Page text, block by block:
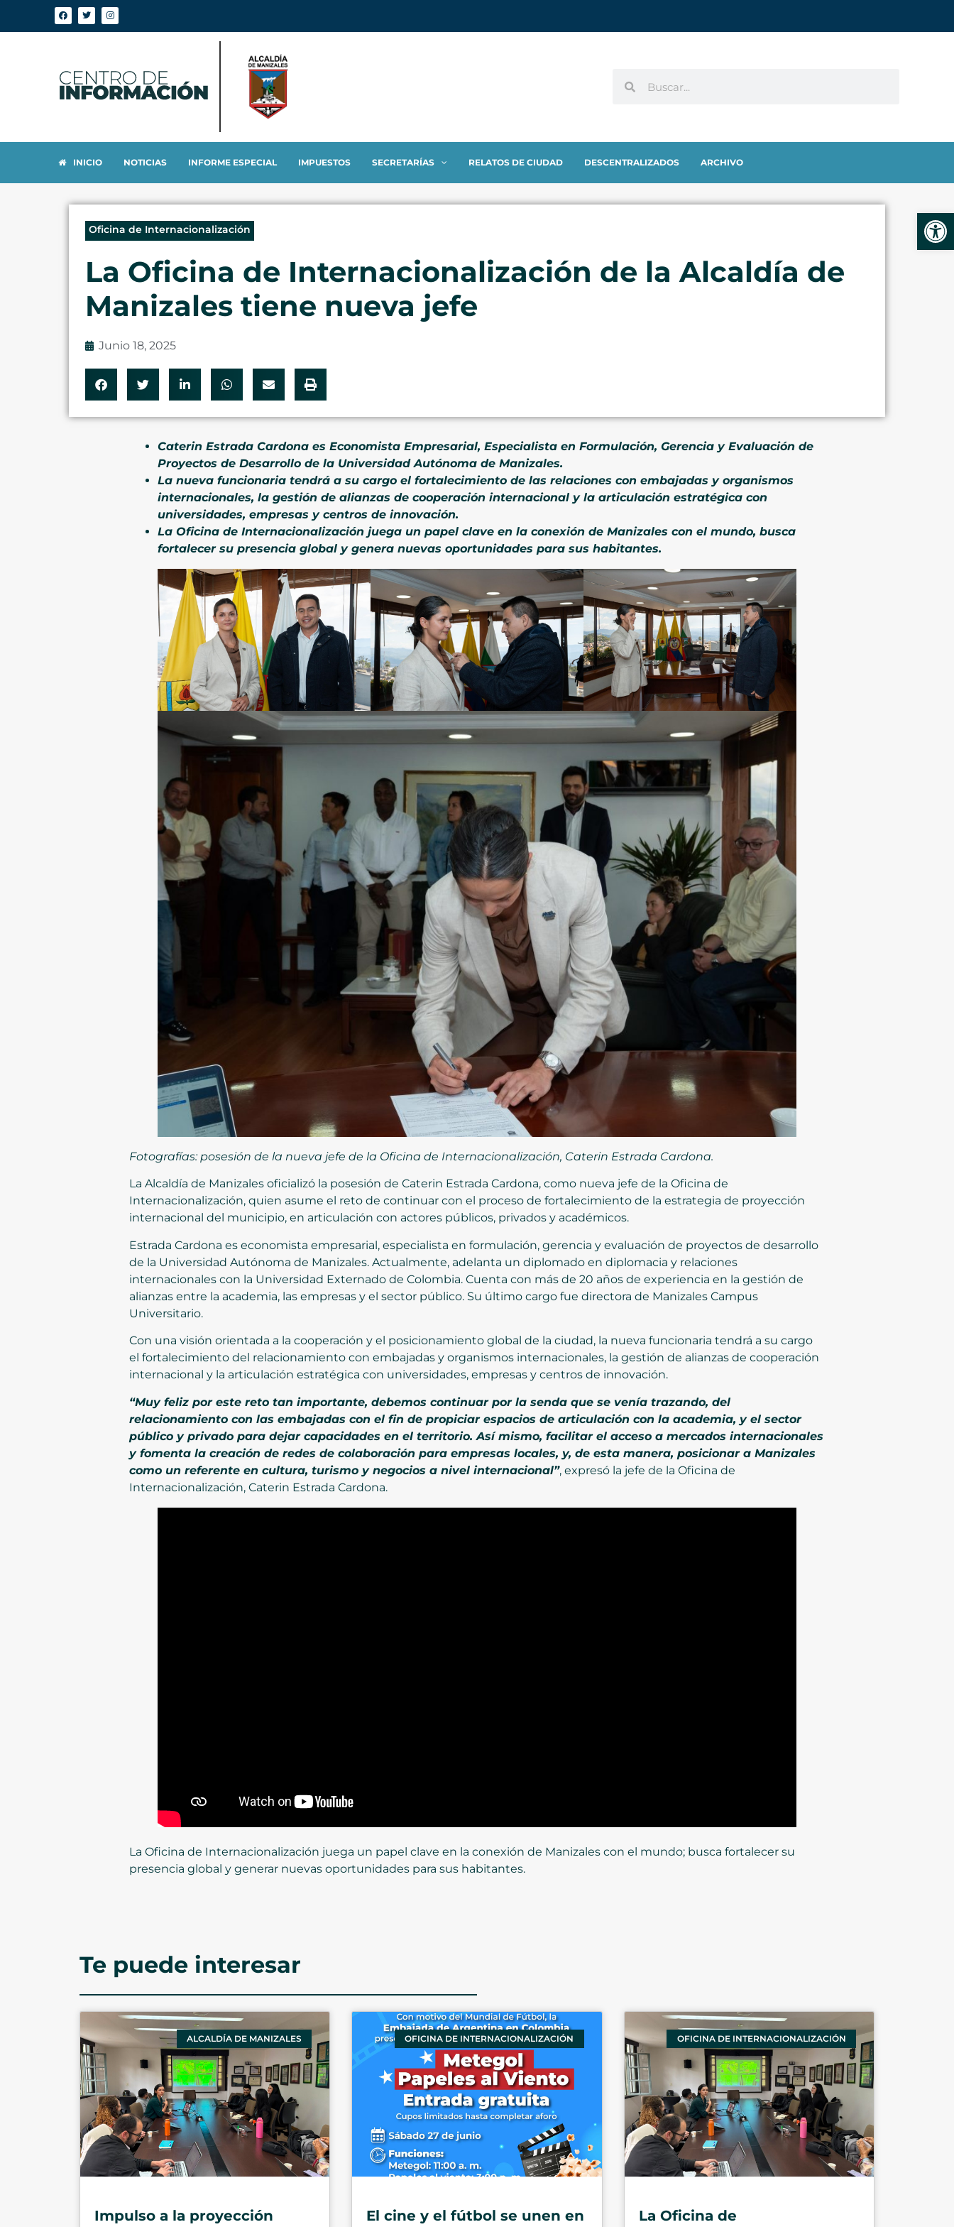
INICIO NOTICIAS INFORME ESPECIAL IMPUESTOS SECRETARÍAS RELATOS DE CIUDAD DESCENTRALIZADOS ARCHIVO
Oficina de Internacionalización
La Oficina de Internacionalización de la Alcaldía de
Manizales tiene nueva jefe
Junio 18, 2025
Caterin Estrada Cardona es Economista Empresarial, Especialista en Formulación, Gerencia y Evaluación de
Proyectos de Desarrollo de la Universidad Autónoma de Manizales.
La nueva funcionaria tendrá a su cargo el fortalecimiento de las relaciones con embajadas y organismos
internacionales, la gestión de alianzas de cooperación internacional y la articulación estratégica con
universidades, empresas y centros de innovación.
La Oficina de Internacionalización juega un papel clave en la conexión de Manizales con el mundo, busca
fortalecer su presencia global y genera nuevas oportunidades para sus habitantes.
Fotografías: posesión de la nueva jefe de la Oficina de Internacionalización, Caterin Estrada Cardona.
La Alcaldía de Manizales oficializó la posesión de Caterin Estrada Cardona, como nueva jefe de la Oficina de
Internacionalización, quien asume el reto de continuar con el proceso de fortalecimiento de la estrategia de proyección
internacional del municipio, en articulación con actores públicos, privados y académicos.
Estrada Cardona es economista empresarial, especialista en formulación, gerencia y evaluación de proyectos de desarrollo
de la Universidad Autónoma de Manizales. Actualmente, adelanta un diplomado en diplomacia y relaciones
internacionales con la Universidad Externado de Colombia. Cuenta con más de 20 años de experiencia en la gestión de
alianzas entre la academia, las empresas y el sector público. Su último cargo fue directora de Manizales Campus
Universitario.
Con una visión orientada a la cooperación y el posicionamiento global de la ciudad, la nueva funcionaria tendrá a su cargo
el fortalecimiento del relacionamiento con embajadas y organismos internacionales, la gestión de alianzas de cooperación
internacional y la articulación estratégica con universidades, empresas y centros de innovación.
“Muy feliz por este reto tan importante, debemos continuar por la senda que se venía trazando, del
relacionamiento con las embajadas con el fin de propiciar espacios de articulación con la academia, y el sector
público y privado para dejar capacidades en el territorio. Así mismo, facilitar el acceso a mercados internacionales
y fomenta la creación de redes de colaboración para empresas locales, y, de esta manera, posicionar a Manizales
como un referente en cultura, turismo y negocios a nivel internacional”, expresó la jefe de la Oficina de
Internacionalización, Caterin Estrada Cardona.
La Oficina de Internacionalización juega un papel clave en la conexión de Manizales con el mundo; busca fortalecer su
presencia global y generar nuevas oportunidades para sus habitantes.
Te puede interesar
ALCALDÍA DE MANIZALES
Impulso a la proyección
OFICINA DE INTERNACIONALIZACIÓN
El cine y el fútbol se unen en
OFICINA DE INTERNACIONALIZACIÓN
La Oficina de